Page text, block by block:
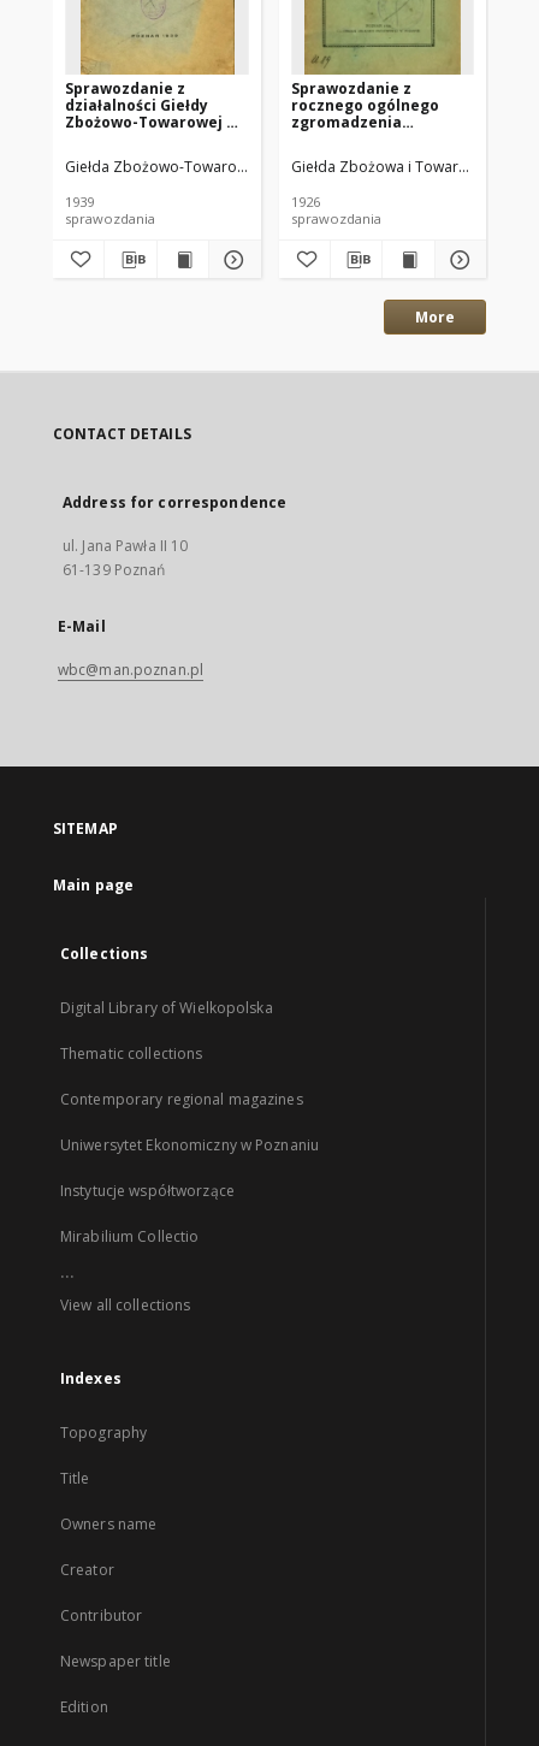
Sprawozdanie z
działalności Giełdy
Zbożowo-Towarowej w
Giełda Zbożowo-Towarowa w Poznaniu
1939
sprawozdania
Sprawozdanie z
rocznego ogólnego
zgromadzenia
Zbożowej i Towarowej
odbytego dnia 26
Giełda Zbożowa i Towarowa w
1926
sprawozdania
More
CONTACT DETAILS
Address for correspondence
ul. Jana Pawła II 10
61-139 Poznań
E-Mail
wbc@man.poznan.pl
SITEMAP
Main page
Collections
Digital Library of Wielkopolska
Thematic collections
Contemporary regional magazines
Uniwersytet Ekonomiczny w Poznaniu
Instytucje współtworzące
Mirabilium Collectio
...
View all collections
Indexes
Topography
Title
Owners name
Creator
Contributor
Newspaper title
Edition